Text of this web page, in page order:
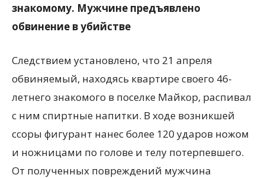
знакомому. Мужчине предъявлено
обвинение в убийстве
Следствием установлено, что 21 апреля
обвиняемый, находясь квартире своего 46-
летнего знакомого в поселке Майкор, распивал
с ним спиртные напитки. В ходе возникшей
ссоры фигурант нанес более 120 ударов ножом
и ножницами по голове и телу потерпевшего.
От полученных повреждений мужчина